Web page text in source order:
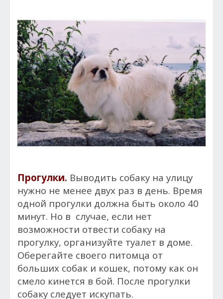
Прогулки. Выводить собаку на улицу
нужно не менее двух раз в день. Время
одной прогулки должна быть около 40
минут. Но в случае, если нет
возможности отвести собаку на
прогулку, организуйте туалет в доме.
Оберегайте своего питомца от
больших собак и кошек, потому как он
смело кинется в бой. После прогулки
собаку следует искупать.